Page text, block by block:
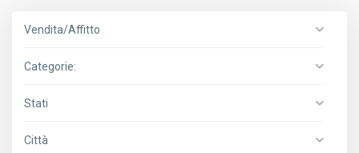
Vendita/Affitto
Categorie:
Stati
Città